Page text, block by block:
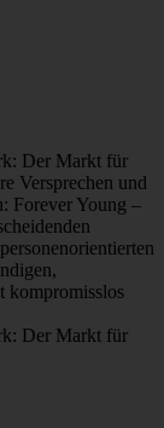
Der Markt für
Versprechen und
Forever Young –
kompromisslos
Der Markt für